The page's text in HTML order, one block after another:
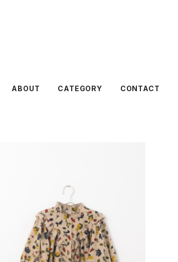
ABOUT CATEGORY CONTACT